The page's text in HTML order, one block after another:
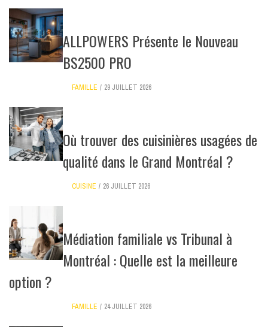
ALLPOWERS Présente le Nouveau
BS2500 PRO
FAMILLE 29 JUILLET 2026
Où trouver des cuisinières usagées de
qualité dans le Grand Montréal ?
CUISINE 26 JUILLET 2026
Médiation familiale vs Tribunal à
Montréal : Quelle est la meilleure
option ?
FAMILLE 24 JUILLET 2026